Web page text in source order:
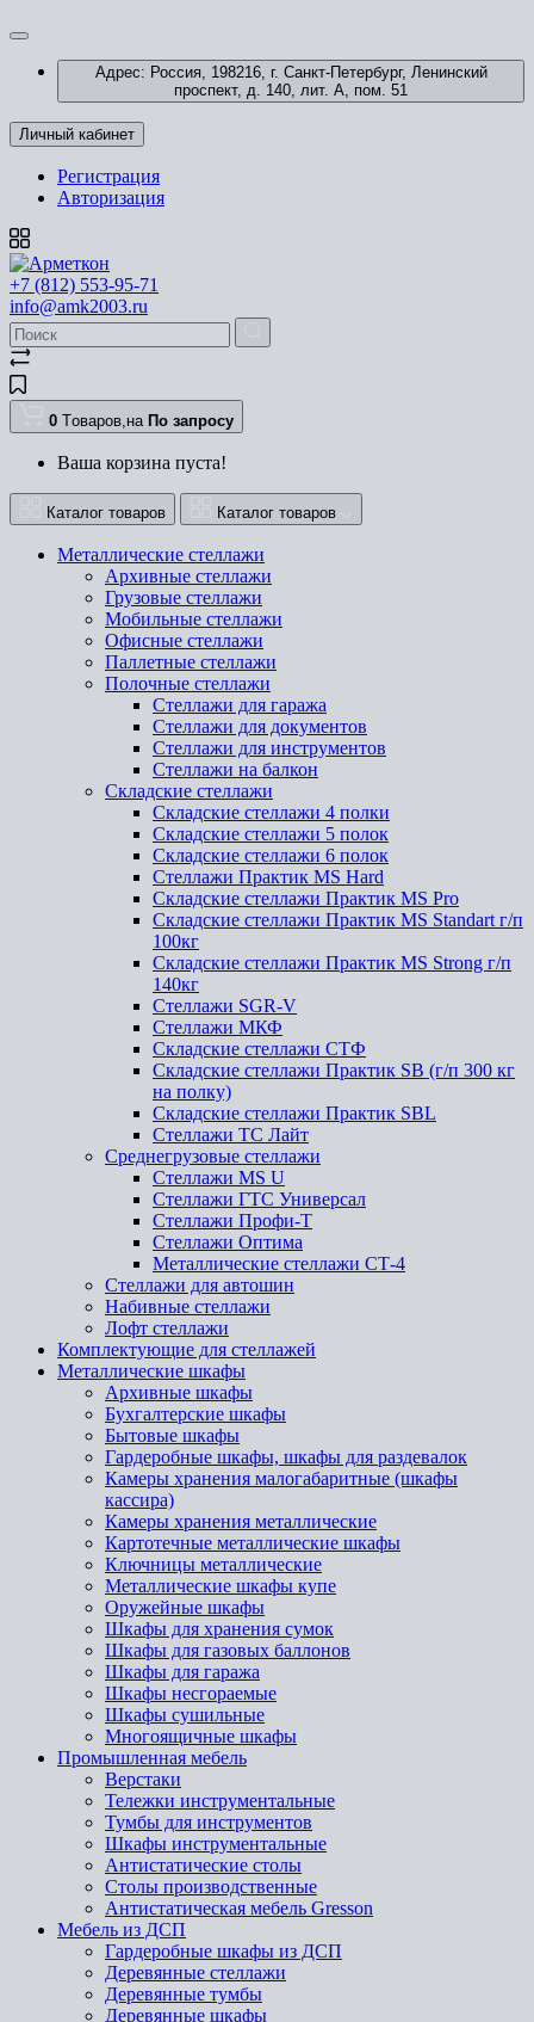
Адрес: Россия, 198216, г. Санкт-Петербург, Ленинский
проспект, д. 140, лит. А, пом. 51
Личный кабинет
Регистрация
Авторизация
+7 (812) 553-95-71
info@amk2003.ru
0 Tоваров,на По запросу
Ваша корзина пуста!
Каталог товаров Каталог товаров
Металлические стеллажи
Архивные стеллажи
Грузовые стеллажи
Мобильные стеллажи
Офисные стеллажи
Паллетные стеллажи
Полочные стеллажи
Стеллажи для гаража
Стеллажи для документов
Стеллажи для инструментов
Стеллажи на балкон
Складские стеллажи
Складские стеллажи 4 полки
Складские стеллажи 5 полок
Складские стеллажи 6 полок
Стеллажи Практик MS Hard
Складские стеллажи Практик MS Pro
Складские стеллажи Практик MS Standart г/п
100кг
Складские стеллажи Практик MS Strong г/п
140кг
Стеллажи SGR-V
Стеллажи МКФ
Складские стеллажи СТФ
Складские стеллажи Практик SB (г/п 300 кг
на полку)
Складские стеллажи Практик SBL
Стеллажи ТС Лайт
Среднегрузовые стеллажи
Стеллажи MS U
Стеллажи ГТС Универсал
Стеллажи Профи-Т
Стеллажи Оптима
Металлические стеллажи СТ-4
Стеллажи для автошин
Набивные стеллажи
Лофт стеллажи
Комплектующие для стеллажей
Металлические шкафы
Архивные шкафы
Бухгалтерские шкафы
Бытовые шкафы
Гардеробные шкафы, шкафы для раздевалок
Камеры хранения малогабаритные (шкафы
кассира)
Камеры хранения металлические
Картотечные металлические шкафы
Ключницы металлические
Металлические шкафы купе
Оружейные шкафы
Шкафы для хранения сумок
Шкафы для газовых баллонов
Шкафы для гаража
Шкафы несгораемые
Шкафы сушильные
Многоящичные шкафы
Промышленная мебель
Верстаки
Тележки инструментальные
Тумбы для инструментов
Шкафы инструментальные
Антистатические столы
Столы производственные
Антистатическая мебель Gresson
Мебель из ДСП
Гардеробные шкафы из ДСП
Деревянные стеллажи
Деревянные тумбы
Деревянные шкафы